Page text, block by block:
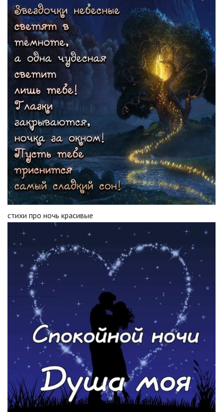
стихи про ночь красивые